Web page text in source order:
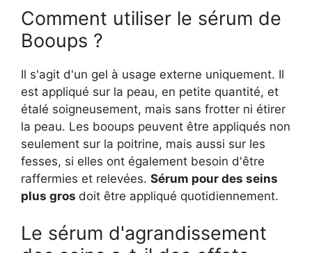
Comment utiliser le sérum de
Booups ?
Il s'agit d'un gel à usage externe uniquement. Il
est appliqué sur la peau, en petite quantité, et
étalé soigneusement, mais sans frotter ni étirer
la peau. Les booups peuvent être appliqués non
seulement sur la poitrine, mais aussi sur les
fesses, si elles ont également besoin d'être
raffermies et relevées. Sérum pour des seins
plus gros doit être appliqué quotidiennement.
Le sérum d'agrandissement